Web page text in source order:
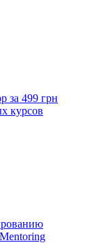
за 499 грн
курсов